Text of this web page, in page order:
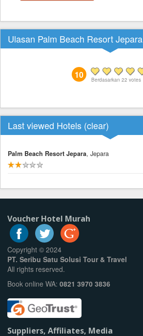
Ulasan Palm Beach Resort Jepara
10 Berdasarkan 22 votes
Last viewed Hotels (clear)
Palm Beach Resort Jepara, Jepara
Voucher Hotel Murah
Copyright © 2024
PT. Seribu Satu Solusi Tour & Travel
All rights reserved.
Book online WA: 0821 3970 3836
Suppliers, Affiliates, Media